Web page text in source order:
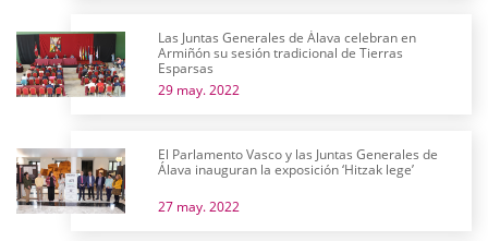
Las Juntas Generales de Álava celebran en
Armiñón su sesión tradicional de Tierras
Esparsas
29 may. 2022
El Parlamento Vasco y las Juntas Generales de
Álava inauguran la exposición ‘Hitzak lege’
27 may. 2022